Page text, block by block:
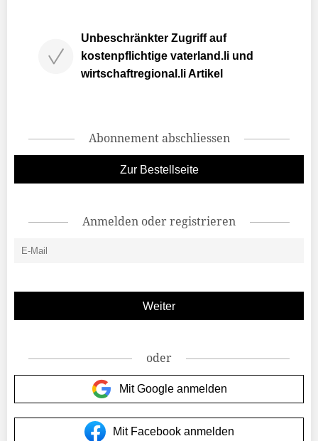
Unbeschränkter Zugriff auf
kostenpflichtige vaterland.li und
wirtschaftregional.li Artikel
Abonnement abschliessen
Zur Bestellseite
Anmelden oder registrieren
oder
Mit Google anmelden
Mit Facebook anmelden